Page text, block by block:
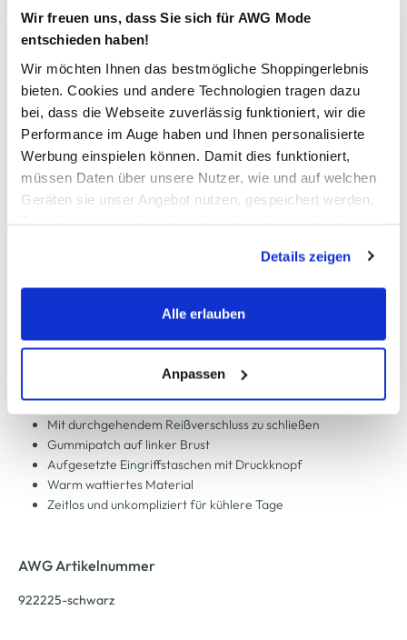
Wir freuen uns, dass Sie sich für AWG Mode
entschieden haben!
Wir möchten Ihnen das bestmögliche Shoppingerlebnis
bieten. Cookies und andere Technologien tragen dazu
bei, dass die Webseite zuverlässig funktioniert, wir die
Performance im Auge haben und Ihnen personalisierte
Werbung einspielen können. Damit dies funktioniert,
müssen Daten über unsere Nutzer, wie und auf welchen
Geräten sie unser Angebot nutzen, gespeichert werden.
werden, werden bei der Nutzung der Webseite auf jeden
Fall gesetzt. Cookies von Drittanbietern für Analyse- oder
Trackingzwecke werden nur dann aktiviert, wenn Sie das
erlauben" bzw. "Alle erlauben" klicken. Mehr dazu
(einschließlich der Möglichkeit, die Einwilligungserklärung
zu ändern oder zu widerrufen) erfahren Sie in unserem
Cookie-Hinweisbzw. derDatenschutzerklärung.
Details zeigen
Alle erlauben
Anpassen
In den Warenkorb
Schneller DHL Versand: in 1–3 Werktagen
Kostenfreie Rücksendung innerhalb 14 Tage
Kostenlose Filiallieferung in Ihre Wunschfiliale
Zur Wunschliste hinzufügen
Herren Leichtsteppweste
Schicke Steppweste von Southern Territory
Stehkragen mit Zierreißverschluss
Mit durchgehendem Reißverschluss zu schließen
Gummipatch auf linker Brust
Aufgesetzte Eingriffstaschen mit Druckknopf
Warm wattiertes Material
Zeitlos und unkompliziert für kühlere Tage
AWG Artikelnummer
922225-schwarz